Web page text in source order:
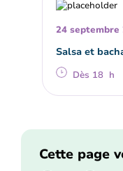
24 septembre
Salsa et
Dès 18 h
Cette page